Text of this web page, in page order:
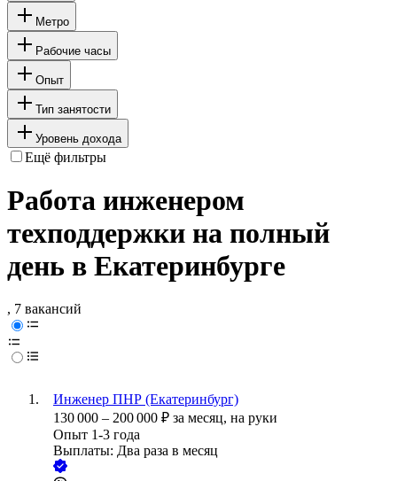
Метро
Рабочие часы
Опыт
Тип занятости
Уровень дохода
Ещё фильтры
Работа инженером
техподдержки на полный
день в Екатеринбурге
, 7 вакансий
Инженер ПНР (Екатеринбург)
130 000 – 200 000 ₽ за месяц, на руки
Опыт 1-3 года
Выплаты: Два раза в месяц